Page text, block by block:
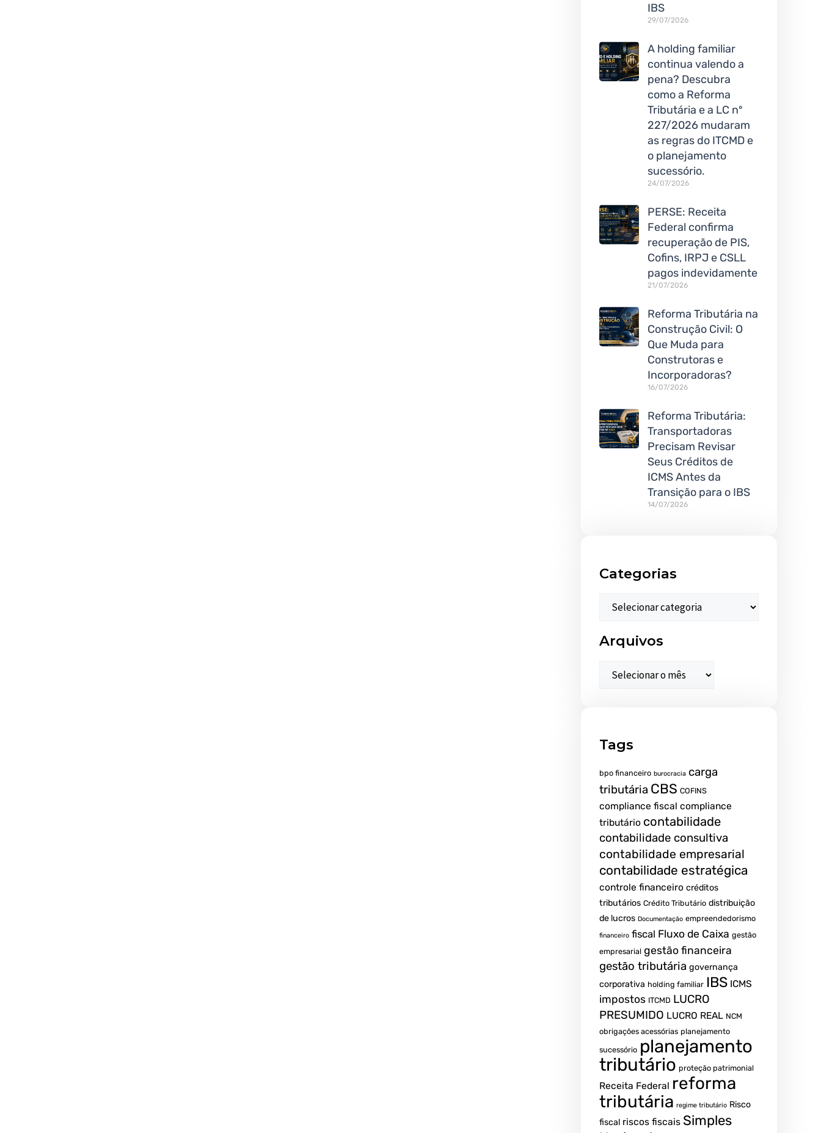
IBS
29/07/2026
A holding familiar
continua valendo a
pena? Descubra
como a Reforma
Tributária e a LC nº
227/2026 mudaram
as regras do ITCMD e
o planejamento
sucessório.
24/07/2026
PERSE: Receita
Federal confirma
recuperação de PIS,
Cofins, IRPJ e CSLL
pagos indevidamente
21/07/2026
Reforma Tributária na
Construção Civil: O
Que Muda para
Construtoras e
Incorporadoras?
16/07/2026
Reforma Tributária:
Transportadoras
Precisam Revisar
Seus Créditos de
ICMS Antes da
Transição para o IBS
14/07/2026
Categorias
Arquivos
Tags
bpo financeiro burocracia carga
tributária CBS COFINS
compliance fiscal compliance
tributário contabilidade
contabilidade consultiva
contabilidade empresarial
contabilidade estratégica
controle financeiro créditos
tributários Crédito Tributário distribuição
de lucros Documentação empreendedorismo
financeiro fiscal Fluxo de Caixa gestão
empresarial gestão financeira
gestão tributária governança
corporativa holding familiar IBS ICMS
impostos ITCMD LUCRO
PRESUMIDO LUCRO REAL NCM
obrigações acessórias planejamento
sucessório planejamento
tributário proteção patrimonial
Receita Federal reforma
tributária regime tributário Risco
fiscal riscos fiscais Simples